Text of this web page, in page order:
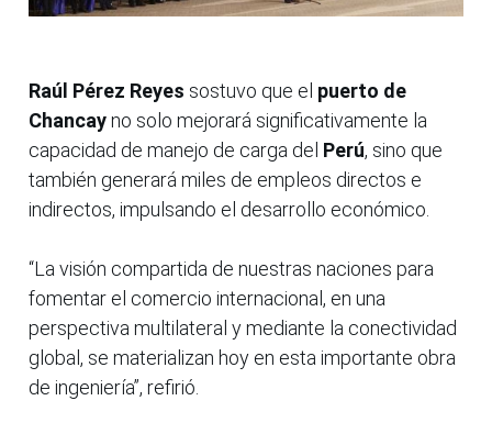
Raúl Pérez Reyes sostuvo que el puerto de
Chancayno solo mejorará significativamente la
capacidad de manejo de carga del Perú, sino que
también generará miles de empleos directos e
indirectos, impulsando el desarrollo económico.
“La visión compartida de nuestras naciones para
fomentar el comercio internacional, en una
perspectiva multilateral y mediante la conectividad
global, se materializan hoy en esta importante obra
de ingeniería”, refirió.